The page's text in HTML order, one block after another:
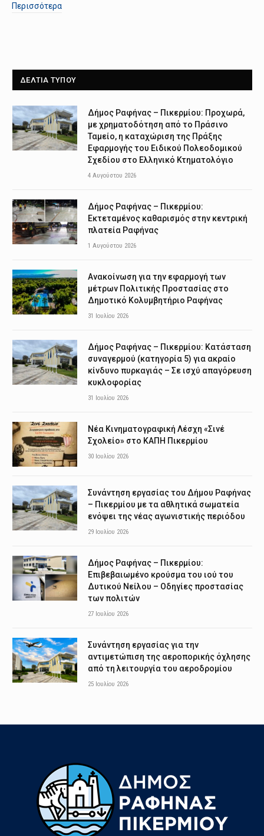
Περισσότερα
ΔΕΛΤΙΑ ΤΥΠΟΥ
Δήμος Ραφήνας – Πικερμίου: Προχωρά,
με χρηματοδότηση από το Πράσινο
Ταμείο, η καταχώριση της Πράξης
Εφαρμογής του Ειδικού Πολεοδομικού
Σχεδίου στο Ελληνικό Κτηματολόγιο
4 Αυγούστου 2026
Δήμος Ραφήνας – Πικερμίου:
Εκτεταμένος καθαρισμός στην κεντρική
πλατεία Ραφήνας
1 Αυγούστου 2026
Ανακοίνωση για την εφαρμογή των
μέτρων Πολιτικής Προστασίας στο
Δημοτικό Κολυμβητήριο Ραφήνας
31 Ιουλίου 2026
Δήμος Ραφήνας – Πικερμίου: Κατάσταση
συναγερμού (κατηγορία 5) για ακραίο
κίνδυνο πυρκαγιάς – Σε ισχύ απαγόρευση
κυκλοφορίας
31 Ιουλίου 2026
Νέα Κινηματογραφική Λέσχη «Σινέ
Σχολείο» στο ΚΑΠΗ Πικερμίου
30 Ιουλίου 2026
Συνάντηση εργασίας του Δήμου Ραφήνας
– Πικερμίου με τα αθλητικά σωματεία
ενόψει της νέας αγωνιστικής περιόδου
29 Ιουλίου 2026
Δήμος Ραφήνας – Πικερμίου:
Επιβεβαιωμένο κρούσμα του ιού του
Δυτικού Νείλου – Οδηγίες προστασίας
των πολιτών
27 Ιουλίου 2026
Συνάντηση εργασίας για την
αντιμετώπιση της αεροπορικής όχλησης
από τη λειτουργία του αεροδρομίου
25 Ιουλίου 2026